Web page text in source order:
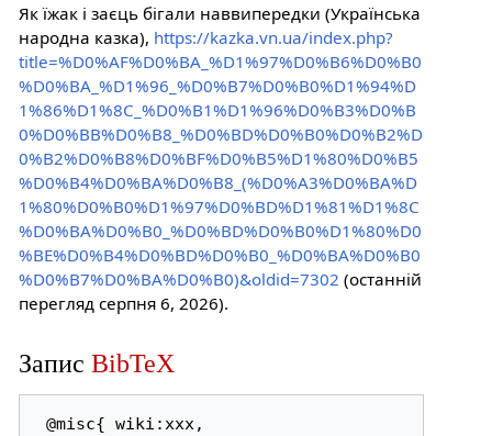
Як їжак і заєць бігали наввипередки (Українська
народна казка), https://kazka.vn.ua/index.php?
title=%D0%AF%D0%BA_%D1%97%D0%B6%D0%B0
%D0%BA_%D1%96_%D0%B7%D0%B0%D1%94%D
1%86%D1%8C_%D0%B1%D1%96%D0%B3%D0%B
0%D0%BB%D0%B8_%D0%BD%D0%B0%D0%B2%D
0%B2%D0%B8%D0%BF%D0%B5%D1%80%D0%B5
%D0%B4%D0%BA%D0%B8_(%D0%A3%D0%BA%D
1%80%D0%B0%D1%97%D0%BD%D1%81%D1%8C
%D0%BA%D0%B0_%D0%BD%D0%B0%D1%80%D0
%BE%D0%B4%D0%BD%D0%B0_%D0%BA%D0%B0
%D0%B7%D0%BA%D0%B0)&oldid=7302 (останній
перегляд серпня 6, 2026).
Запис BibTeX
@misc{ wiki:xxx,